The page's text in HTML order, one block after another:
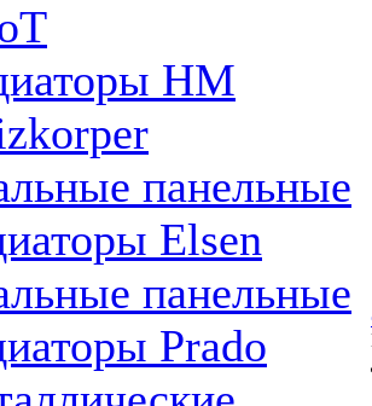
HM
панельные
Elsen
панельные
Prado